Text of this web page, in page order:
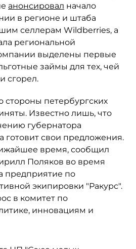
анонсировал начало
в регионе и штаба
селлерам Wildberries, а
региональной
выделены первые
займы для тех, чей
сгорел.
петербургских
Известно лишь, что
губернатора
готовит свои предложения.
время, сообщил
Поляков во время
предприятие по
экипировки "Ракурс".
в комитет по
инновациям и